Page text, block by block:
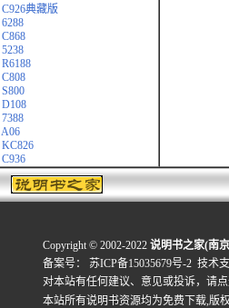
C926典藏版
6288
C868
5238
R6188
C808
S800
D108
7388
A06
KC826
C936
Copyright © 2002-2022 说明书之家(南
备案号：
苏ICP备15035679号-2 技术
对本站有任何建议、意见或投诉， 请
本站所有说明书资源均为免费下载,版